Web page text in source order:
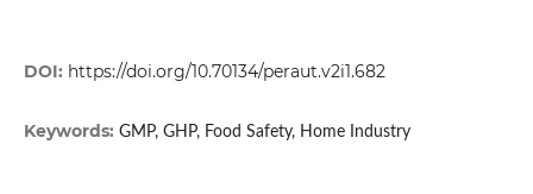
DOI: https://doi.org/10.70134/peraut.v2i1.682
Keywords: GMP, GHP, Food Safety, Home Industry